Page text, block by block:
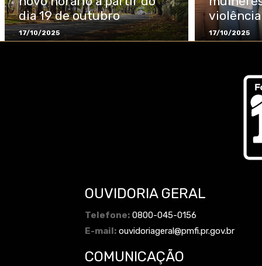
dia 19 de outubro
17/10/2025 17/10/2025
OUVIDORIA GERAL
Telefone: 0800-045-0156
E-mail: ouvidoriageral@pmfi.pr.gov.br
COMUNICAÇÃO